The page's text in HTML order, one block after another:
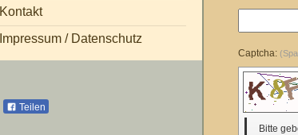
Kontakt
Impressum / Datenschutz
Teilen
Captcha:
Bitte